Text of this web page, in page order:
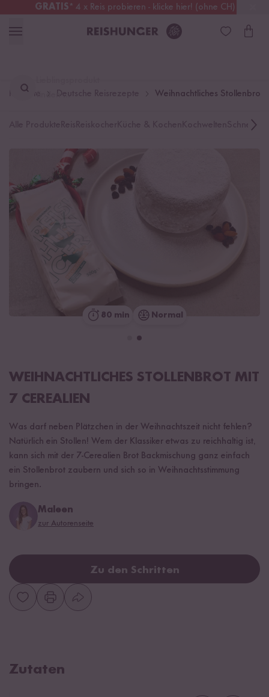
GRATIS* 4 x Reis probieren - klicke hier! (ohne CH)
Österreich Kostenloser Versand
finden ...
Rezepte Weihnachtliches Stollenbrot
Schnelle
80 min Normal
WEIHNACHTLICHES STOLLENBROT MIT
7 CEREALIEN
Was darf neben Plätzchen in der Weihnachtszeit nicht fehlen?
Natürlich ein Stollen! Wem der Klassiker etwas zu reichhaltig ist,
kann sich mit der 7-Cerealien Brot Backmischung ganz einfach
ein Stollenbrot zaubern und sich so in Weihnachtsstimmung
bringen.
Maleen
zur Autorenseite
Zu den Schritten
Zutaten